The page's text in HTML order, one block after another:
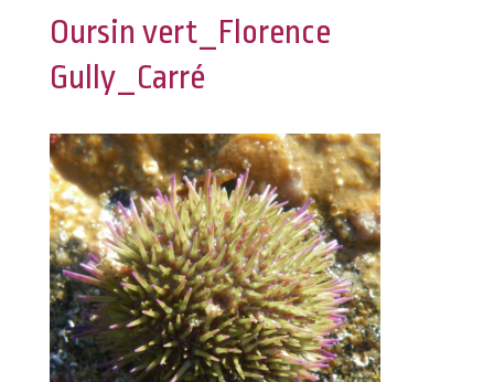
Oursin vert_Florence
Gully_Carré